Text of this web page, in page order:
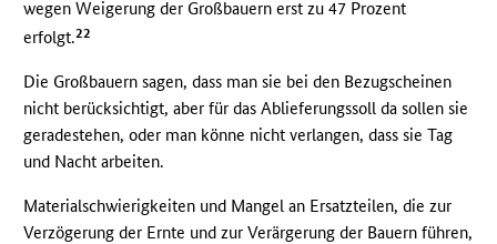
wegen Weigerung der Großbauern erst zu 47 Prozent
erfolgt.22
Die Großbauern sagen, dass man sie bei den Bezugscheinen
nicht berücksichtigt, aber für das Ablieferungssoll da sollen sie
geradestehen, oder man könne nicht verlangen, dass sie Tag
und Nacht arbeiten.
Materialschwierigkeiten und Mangel an Ersatzteilen, die zur
Verzögerung der Ernte und zur Verärgerung der Bauern führen,